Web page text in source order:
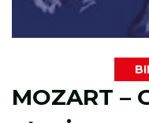
MOZART –